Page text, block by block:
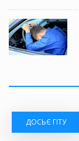
ДОСЬЄ ГІТУ